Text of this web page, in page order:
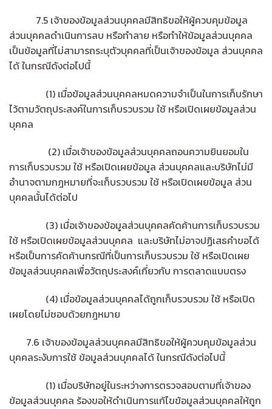
7.5 เจ้าของข้อมูลส่วนบุคคลมีสิทธิขอให้ผู้ควบคุมข้อมูล
ส่วนบุคคลดำเนินการลบ หรือทำลาย หรือทำให้ข้อมูลส่วนบุคคล
เป็นข้อมูลที่ไม่สามารถระบุตัวบุคคลที่เป็นเจ้าของข้อมูล ส่วนบุคคล
ได้ ในกรณีดังต่อไปนี้
(1) เมื่อข้อมูลส่วนบุคคลหมดความจำเป็นในการเก็บรักษา
ไว้ตามวัตถุประสงค์ในการเก็บรวบรวม ใช้ หรือเปิดเผยข้อมูลส่วน
บุคคล
(2) เมื่อเจ้าของข้อมูลส่วนบุคคลถอนความยินยอมใน
การเก็บรวบรวม ใช้ หรือเปิดเผยข้อมูล ส่วนบุคคลและบริษัทไม่มี
อำนาจตามกฎหมายที่จะเก็บรวบรวม ใช้ หรือเปิดเผยข้อมูล ส่วน
บุคคลนั้นได้ต่อไป
(3) เมื่อเจ้าของข้อมูลส่วนบุคคลคัดค้านการเก็บรวบรวม
ใช้ หรือเปิดเผยข้อมูลส่วนบุคคล และบริษัทไม่อาจปฏิเสธคำขอได้
หรือเป็นการคัดค้านกรณีที่เป็นการเก็บรวบรวม ใช้ หรือเปิดเผย
ข้อมูลส่วนบุคคลเพื่อวัตถุประสงค์เกี่ยวกับ การตลาดแบบตรง
(4) เมื่อข้อมูลส่วนบุคคลได้ถูกเก็บรวบรวม ใช้ หรือเปิด
เผยโดยไม่ชอบด้วยกฎหมาย
7.6 เจ้าของข้อมูลส่วนบุคคลมีสิทธิขอให้ผู้ควบคุมข้อมูลส่วน
บุคคลระงับการใช้ ข้อมูลส่วนบุคคลได้ ในกรณีดังต่อไปนี้
(1) เมื่อบริษัทอยู่ในระหว่างการตรวจสอบตามที่เจ้าของ
ข้อมูลส่วนบุคคล ร้องขอให้ดำเนินการแก้ไขข้อมูลส่วนบุคคลให้ถูก